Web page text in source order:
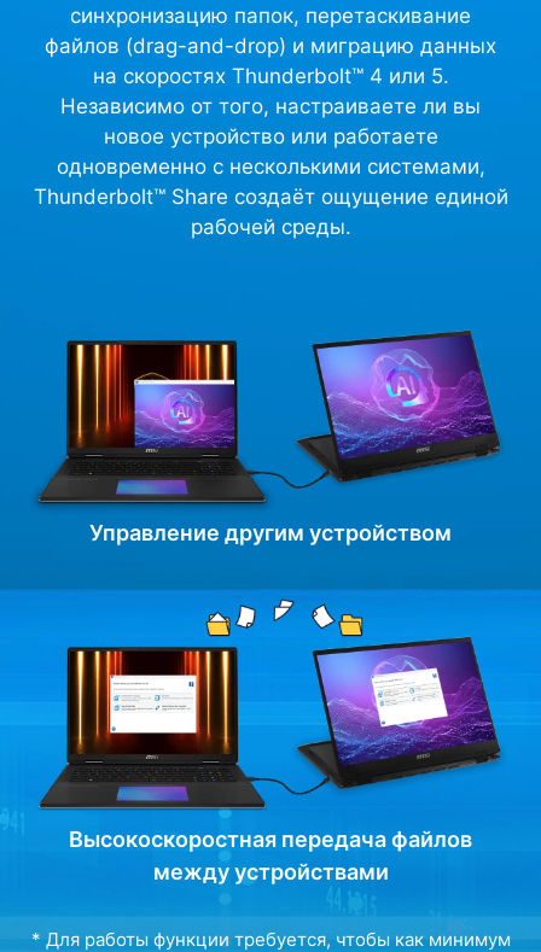
синхронизацию папок, перетаскивание
файлов (drag-and-drop) и миграцию данных
на скоростях Thunderbolt™ 4 или 5.
Независимо от того, настраиваете ли вы
новое устройство или работаете
одновременно с несколькими системами,
Thunderbolt™ Share создаёт ощущение единой
рабочей среды.
Управление другим устройством
Высокоскоростная передача файлов
между устройствами
* Для работы функции требуется, чтобы как минимум